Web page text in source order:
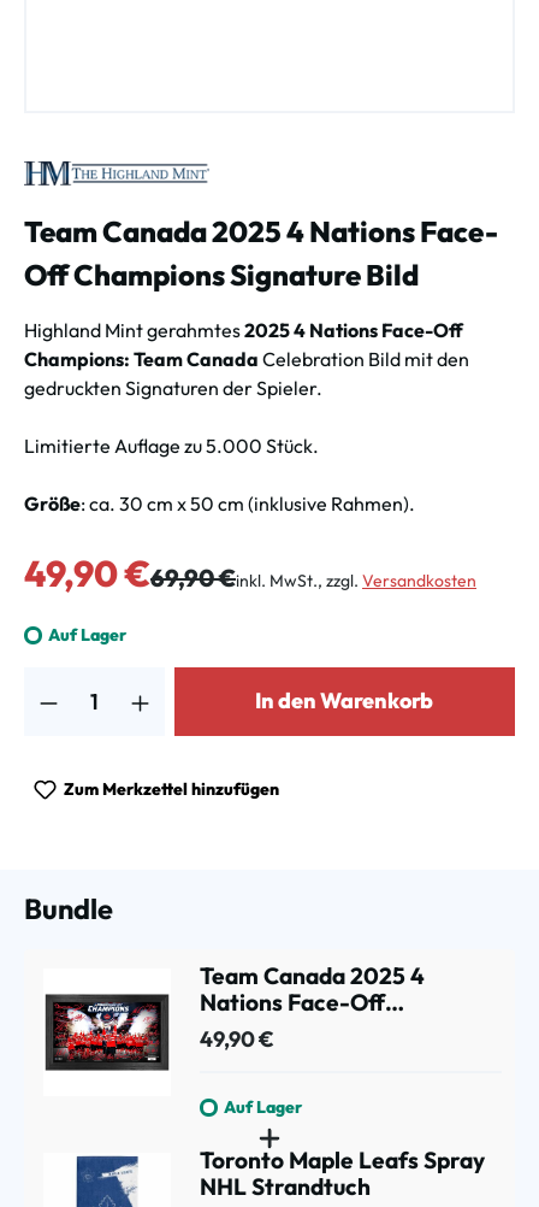
Team Canada 2025 4 Nations Face-
Off Champions Signature Bild
Highland Mint gerahmtes2025 4 Nations Face-Off
Champions: Team Canada Celebration Bild mit den
gedruckten Signaturen der Spieler.
Limitierte Auflage zu 5.000 Stück.
Größe: ca. 30 cm x 50 cm (inklusive Rahmen).
Verkaufspreis:
49,90 € Regulärer Preis:
69,90 €inkl. MwSt., zzgl. Versandkosten
Auf Lager
In den Warenkorb
Zum Merkzettel hinzufügen
Bundle
Team Canada 2025 4
Nations Face-Off
Champions Signature Bild
49,90 €
Auf Lager
Toronto Maple Leafs Spray
NHL Strandtuch